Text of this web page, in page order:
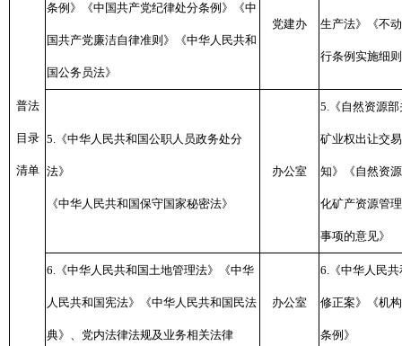
普法
目录
清单
条例》《中国共产党纪律处分条例》《中
国共产党廉洁自律准则》《中华人民共和
国公务员法》
党建办 生产法》《不
行条例实施细
5.《中华人民共和国公职人员政务处分
法》
《中华人民共和国保守国家秘密法》
办公室
5.《自然资源
矿业权出让交
知》《自然资
化矿产资源管
事项的意见》
6.《中华人民共和国土地管理法》《中华
人民共和国宪法》《中华人民共和国民法
典》、党内法律法规及业务相关法律
办公室
6.《中华人民
修正案》《机
条例》